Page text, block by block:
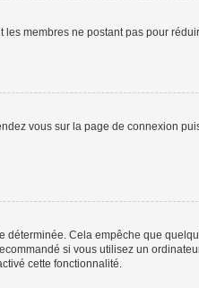
les membres ne postant pas pour
vous sur la page de connexion
Cela empêche que
si vous utilisez un
cette fonctionnalité.